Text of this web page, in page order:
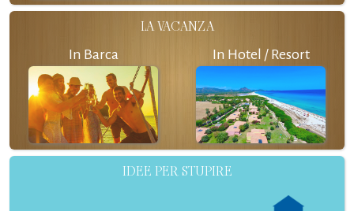
LA VACANZA
In Barca In Hotel / Resort
IDEE PER STUPIRE